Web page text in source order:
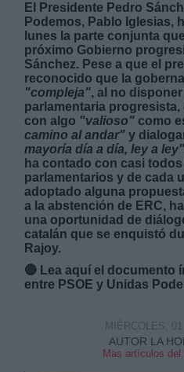
El Presidente Pedro
Podemos, Pablo Iglesias,
lunes la parte conjunta
próximo Gobierno
Sánchez. Pese a que el
reconocido que la
"compleja", al no
parlamentaria
con algo "valioso" como
camino al andar" y
mayoría día a día, ley a ley"
ha contado con casi
parlamentarios y de cada
adoptado alguna
a la abstención de ERC,
una oportunidad de
catalán que se enquistó
Rajoy.
🔴 Lea aquí el documento
entre PSOE y Unidas
AUTOR LA
Mas artículos
MIÉRCOLES,
Derechos:
link
Información adicional
link